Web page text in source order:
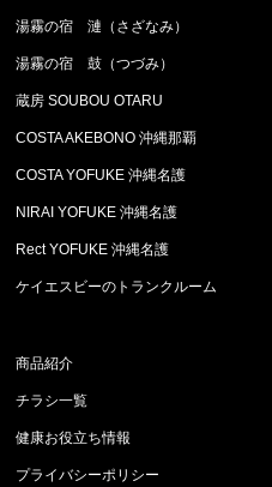
湯霧の宿 漣（さざなみ）
湯霧の宿 鼓（つづみ）
蔵房 SOUBOU OTARU
COSTA AKEBONO 沖縄那覇
COSTA YOFUKE 沖縄名護
NIRAI YOFUKE 沖縄名護
Rect YOFUKE 沖縄名護
ケイエスビーのトランクルーム
商品紹介
チラシ一覧
健康お役立ち情報
プライバシーポリシー